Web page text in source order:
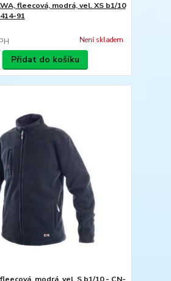
fleecová, modrá, vel. XS b1/10
91
Není skladem
Přidat do košíku
modrá, vel. S b1/10 - CN-